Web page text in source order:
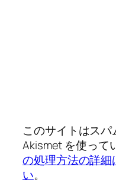
このサイトはス
Akismet を使って
の処理方法の詳細
い。